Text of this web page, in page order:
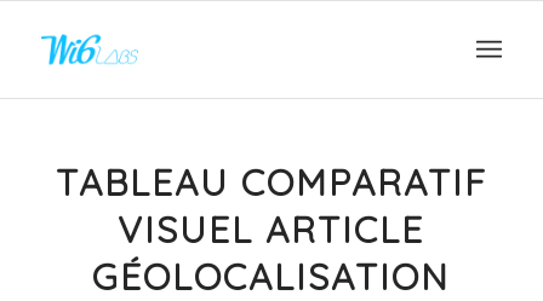
TABLEAU COMPARATIF
VISUEL ARTICLE
GÉOLOCALISATION